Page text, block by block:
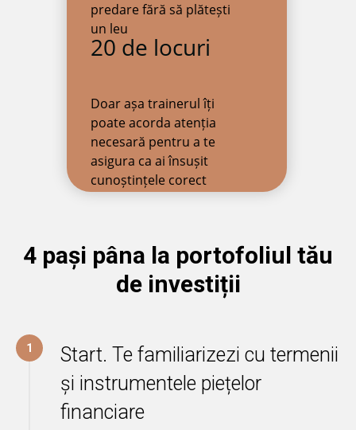
20 de locuri
predare fără să plătești
un leu
Doar așa trainerul îți
poate acorda atenția
necesară pentru a te
asigura ca ai însușit
cunoștințele corect
4 pași pâna la portofoliul tău
de investiții
1
Start. Te familiarizezi cu termenii
și instrumentele piețelor
financiare